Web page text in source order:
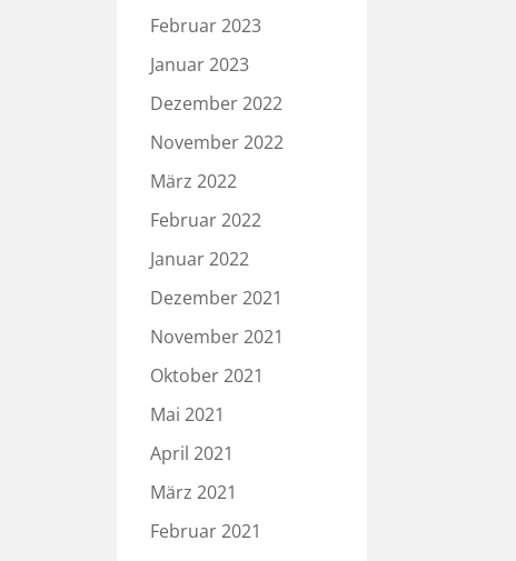
Februar 2023
Januar 2023
Dezember 2022
November 2022
März 2022
Februar 2022
Januar 2022
Dezember 2021
November 2021
Oktober 2021
Mai 2021
April 2021
März 2021
Februar 2021